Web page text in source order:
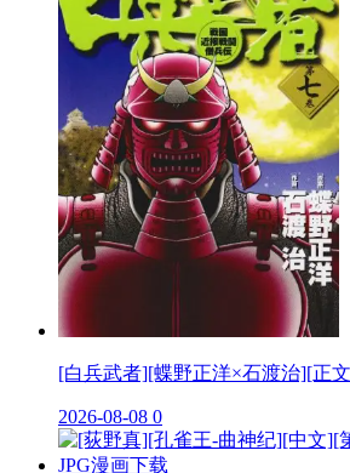
[白兵武者][蝶野正洋×石渡治][正
2026-08-08 0